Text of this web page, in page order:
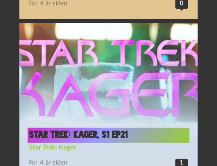
For 4 år siden 0
Star Trek: Kager, S1 Ep21
Star Trek: Kager
For 4 år siden 1